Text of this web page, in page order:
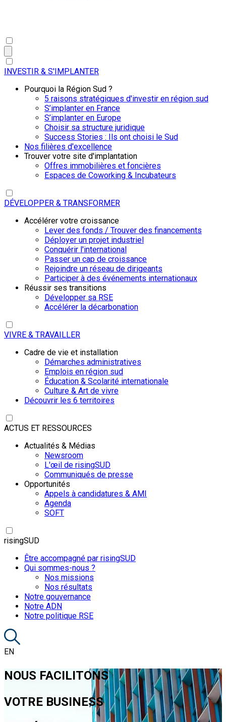
INVESTIR & S'IMPLANTER
Pourquoi la Région Sud ?
5 raisons stratégiques d'investir en région sud
S’implanter en France
S’implanter en Europe
Choisir sa structure juridique
Success Stories : Ils ont choisi le Sud
Nos filières d'excellence
Trouver votre site d'implantation
Offres immobilières et foncières
Espaces de Coworking & Incubateurs
DÉVELOPPER & TRANSFORMER
Accélérer votre croissance
Lever des fonds / Trouver des financements
Déployer un projet industriel
Conquérir l'international
Passer un cap de croissance
Rejoindre un réseau de dirigeants
Participer à des événements internationaux
Réussir ses transitions
Développer sa RSE
Accélérer la décarbonation
VIVRE & TRAVAILLER
Cadre de vie et installation
Démarches administratives
Emplois en région sud
Éducation & Scolarité internationale
Culture & Art de vivre
Découvrir les 6 territoires
ACTUS ET RESSOURCES
Actualités & Médias
Newsroom
L'œil de risingSUD
Communiqués de presse
Opportunités
Appels à candidatures & AMI
Agenda
SOFT
risingSUD
Être accompagné par risingSUD
Qui sommes-nous ?
Nos missions
Nos résultats
Notre gouvernance
Notre ADN
Notre politique RSE
EN
NOUS FACILITONS
VOTRE BUSINESS